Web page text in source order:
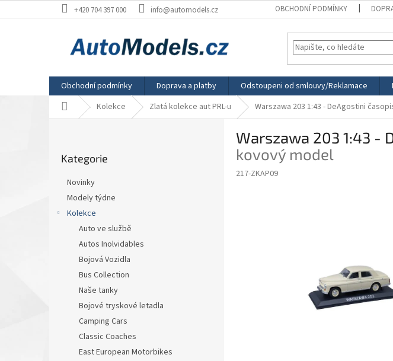
na
+420 704 397 000 info@automodels.cz OBCHODNÍ PODMÍNKY
Obchodní podmínky Doprava a platby Odstoupeni od smlouvy/Reklamace
Domů Kolekce Zlatá kolekce aut PRL-u Warszawa 203 1:43 - DeAgostini
kategorie
Kategorie
Novinky
Modely týdne
Kolekce
Auto ve službě
Autos Inolvidables
Bojová Vozidla
Bus Collection
Naše tanky
Bojové tryskové letadla
Camping Cars
Classic Coaches
East European Motorbikes
Warszawa 203 1:43 -
kovový model
217-ZKAP09